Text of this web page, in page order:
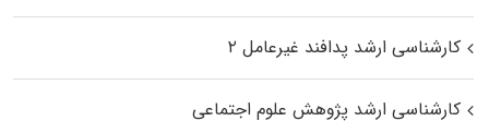
کارشناسی ارشد پدافند غیرعامل ۲
کارشناسی ارشد پژوهش علوم اجتماعی